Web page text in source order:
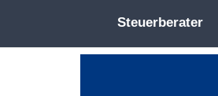
Steuerberater